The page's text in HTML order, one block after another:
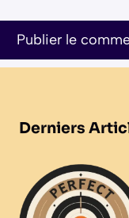
Derniers